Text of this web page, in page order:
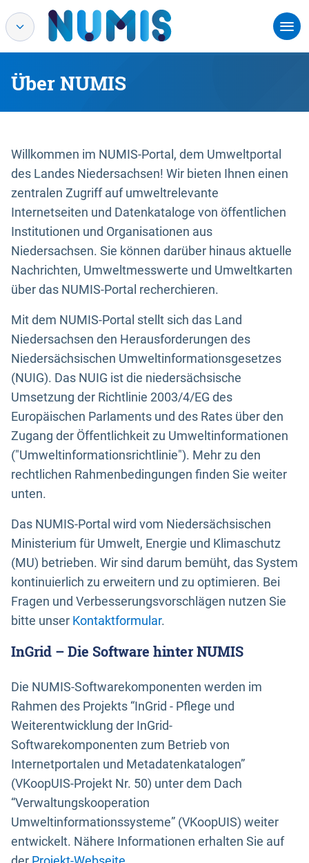
Über NUMIS
Willkommen im NUMIS-Portal, dem Umweltportal
des Landes Niedersachsen! Wir bieten Ihnen einen
zentralen Zugriff auf umweltrelevante
Internetseiten und Datenkataloge von öffentlichen
Institutionen und Organisationen aus
Niedersachsen. Sie können darüber hinaus aktuelle
Nachrichten, Umweltmesswerte und Umweltkarten
über das NUMIS-Portal recherchieren.
Mit dem NUMIS-Portal stellt sich das Land
Niedersachsen den Herausforderungen des
Niedersächsischen Umweltinformationsgesetzes
(NUIG). Das NUIG ist die niedersächsische
Umsetzung der Richtlinie 2003/4/EG des
Europäischen Parlaments und des Rates über den
Zugang der Öffentlichkeit zu Umweltinformationen
("Umweltinformationsrichtlinie"). Mehr zu den
rechtlichen Rahmenbedingungen finden Sie weiter
unten.
Das NUMIS-Portal wird vom Niedersächsischen
Ministerium für Umwelt, Energie und Klimaschutz
(MU) betrieben. Wir sind darum bemüht, das System
kontinuierlich zu erweitern und zu optimieren. Bei
Fragen und Verbesserungsvorschlägen nutzen Sie
bitte unser Kontaktformular.
InGrid – Die Software hinter NUMIS
Die NUMIS-Softwarekomponenten werden im
Rahmen des Projekts “InGrid - Pflege und
Weiterentwicklung der InGrid-
Softwarekomponenten zum Betrieb von
Internetportalen und Metadatenkatalogen”
(VKoopUIS-Projekt Nr. 50) unter dem Dach
“Verwaltungskooperation
Umweltinformationssysteme” (VKoopUIS) weiter
entwickelt. Nähere Informationen erhalten Sie auf